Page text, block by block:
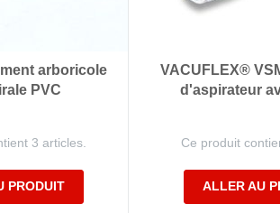
arboricole
PVC
3 articles.
PRODUIT
VACUFLEX®
d'aspirateur
Ce produit
ALLER AU